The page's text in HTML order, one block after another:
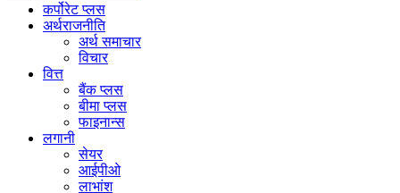
कर्पोरेट प्लस
अर्थराजनीति
अर्थ समाचार
विचार
वित्त
बैंक प्लस
बीमा प्लस
फाइनान्स
लगानी
सेयर
आईपीओ
लाभांश